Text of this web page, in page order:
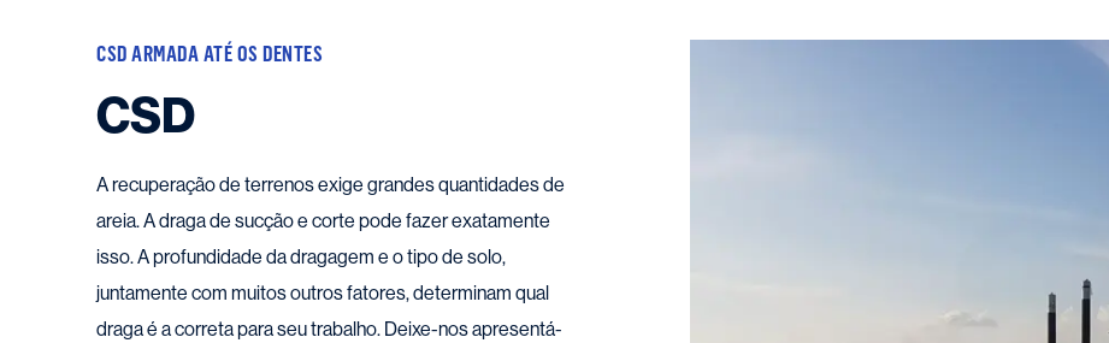
CSD ARMADA ATÉ OS DENTES
CSD
A recuperação de terrenos exige grandes quantidades de
areia. A draga de sucção e corte pode fazer exatamente
isso. A profundidade da dragagem e o tipo de solo,
juntamente com muitos outros fatores, determinam qual
draga é a correta para seu trabalho. Deixe-nos apresentá-